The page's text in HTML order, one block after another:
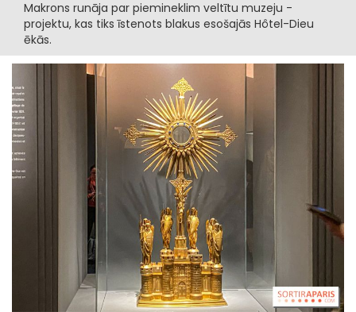
Makrons runāja par piemineklim veltītu muzeju -
projektu, kas tiks īstenots blakus esošajās Hôtel-Dieu
ēkās.